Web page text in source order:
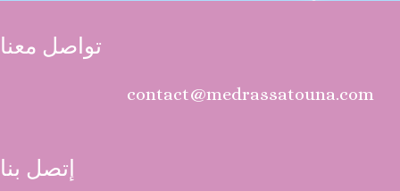
تواصل معنا
contact@medrassatouna.com
إتصل بنا